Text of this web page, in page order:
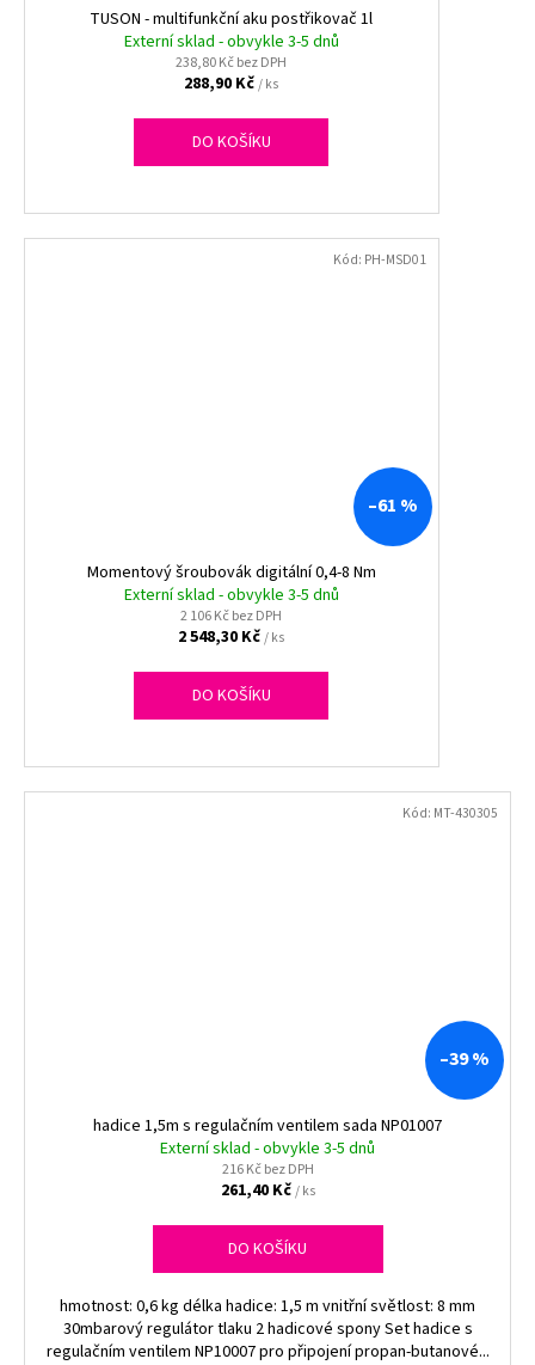
TUSON - multifunkční aku postřikovač 1l
Externí sklad - obvykle 3-5 dnů
238,80 Kč bez DPH
288,90 Kč/ ks
DO KOŠÍKU
–61 %
Momentový šroubovák digitální 0,4-8 Nm
Externí sklad - obvykle 3-5 dnů
2 106 Kč bez DPH
2 548,30 Kč/ ks
DO KOŠÍKU
Kód: PH-MSD01
–39 %
hadice 1,5m s regulačním ventilem sada NP01007
Externí sklad - obvykle 3-5 dnů
216 Kč bez DPH
261,40 Kč/ ks
DO KOŠÍKU
hmotnost: 0,6 kg délka hadice: 1,5 m vnitřní světlost: 8 mm
30mbarový regulátor tlaku 2 hadicové spony Set hadice s
regulačním ventilem NP10007 pro připojení propan-butanové...
Kód: MT-430305